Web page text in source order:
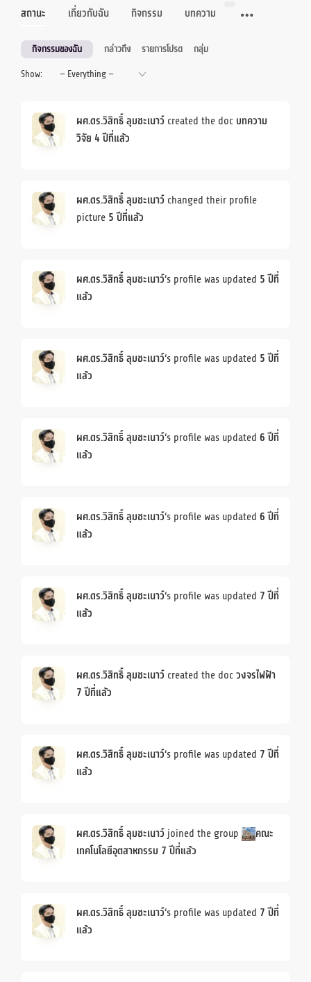
สถานะ เกี่ยวกับฉัน กิจกรรม บทความ
กิจกรรมของฉัน กล่าวถึง รายการโปรด
กลุ่ม
Show:
ผศ.ดร.วิสิทธิ์ ลุมชะเนาว์ created the doc บทความ
วิจัย 4 ปีที่แล้ว
ผศ.ดร.วิสิทธิ์ ลุมชะเนาว์ changed their profile
picture 5 ปีที่แล้ว
ผศ.ดร.วิสิทธิ์ ลุมชะเนาว์‘s profile was updated 5 ปีที่
แล้ว
ผศ.ดร.วิสิทธิ์ ลุมชะเนาว์‘s profile was updated 5 ปีที่
แล้ว
ผศ.ดร.วิสิทธิ์ ลุมชะเนาว์‘s profile was updated 6 ปีที่
แล้ว
ผศ.ดร.วิสิทธิ์ ลุมชะเนาว์‘s profile was updated 6 ปีที่
แล้ว
ผศ.ดร.วิสิทธิ์ ลุมชะเนาว์‘s profile was updated 7 ปีที่
แล้ว
ผศ.ดร.วิสิทธิ์ ลุมชะเนาว์ created the docวงจรไฟฟ้า
7 ปีที่แล้ว
ผศ.ดร.วิสิทธิ์ ลุมชะเนาว์‘s profile was updated 7 ปีที่
แล้ว
ผศ.ดร.วิสิทธิ์ ลุมชะเนาว์ joined the group
คณะ
เทคโนโลยีอุตสาหกรรม 7 ปีที่แล้ว
ผศ.ดร.วิสิทธิ์ ลุมชะเนาว์‘s profile was updated 7 ปีที่
แล้ว